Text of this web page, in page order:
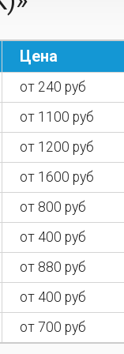
Цена
от 240 руб
от 1100 руб
от 1200 руб
от 1600 руб
от 800 руб
от 400 руб
от 880 руб
от 400 руб
от 700 руб